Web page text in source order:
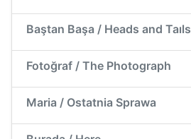
Baştan Başa / Heads and Taıls
Fotoğraf / The Photograph
Maria / Ostatnia Sprawa